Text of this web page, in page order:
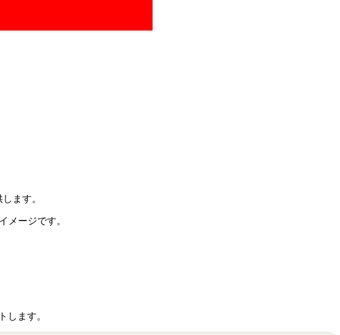
ます。
メージです。
します。